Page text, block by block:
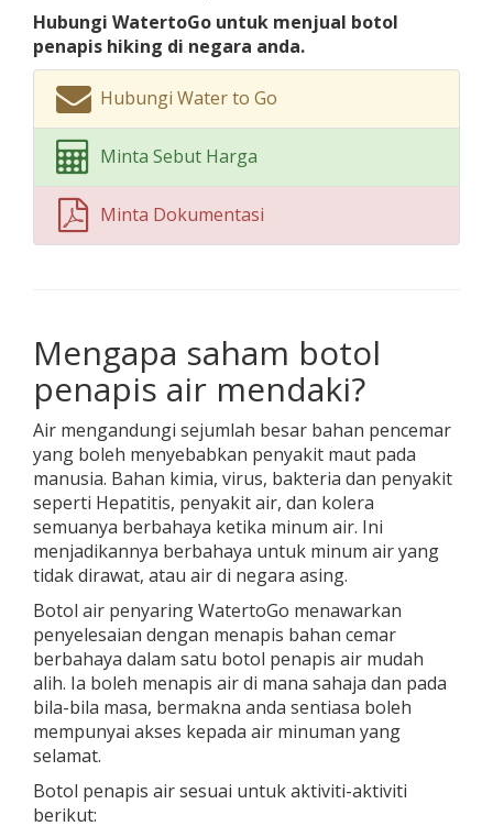
Hubungi WatertoGo untuk menjual botol
penapis hiking di negara anda.
Hubungi Water to Go
Minta Sebut Harga
Minta Dokumentasi
Mengapa saham botol
penapis air mendaki?
Air mengandungi sejumlah besar bahan pencemar
yang boleh menyebabkan penyakit maut pada
manusia. Bahan kimia, virus, bakteria dan penyakit
seperti Hepatitis, penyakit air, dan kolera
semuanya berbahaya ketika minum air. Ini
menjadikannya berbahaya untuk minum air yang
tidak dirawat, atau air di negara asing.
Botol air penyaring WatertoGo menawarkan
penyelesaian dengan menapis bahan cemar
berbahaya dalam satu botol penapis air mudah
alih. Ia boleh menapis air di mana sahaja dan pada
bila-bila masa, bermakna anda sentiasa boleh
mempunyai akses kepada air minuman yang
selamat.
Botol penapis air sesuai untuk aktiviti-aktiviti
berikut: